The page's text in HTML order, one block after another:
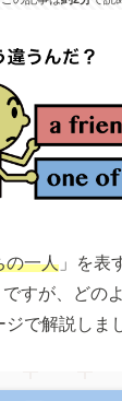
の一人 」を表
すが、どの
で解説しま